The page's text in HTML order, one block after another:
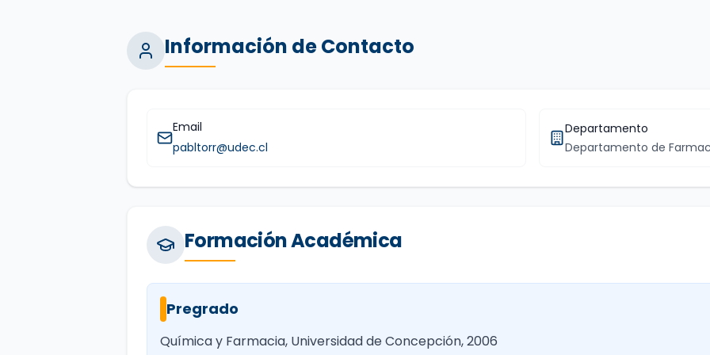
Información de Contacto
Email
pabltorr@udec.cl
Departamento
Departamento de
Formación Académica
Pregrado
Química y Farmacia, Universidad de Concepción, 2006